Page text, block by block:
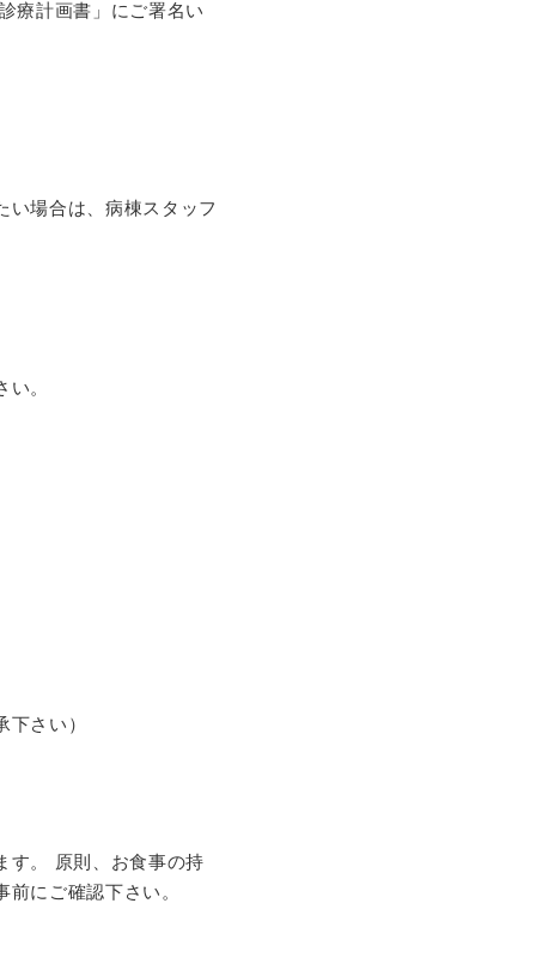
療計画書」にご署名い
い場合は
病棟スタッフ
。
下さい）
す。
原則、お食事の持
にご確認下さい。